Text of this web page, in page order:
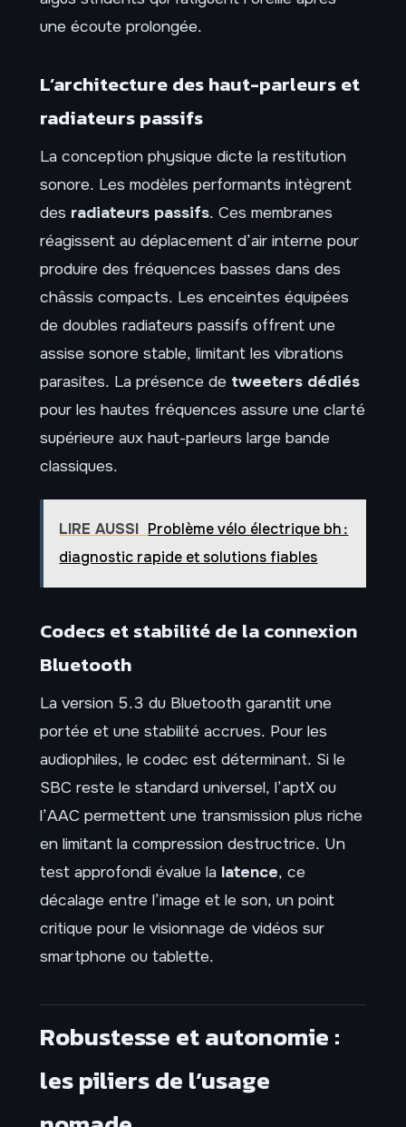
une écoute prolongée.
L’architecture des haut-parleurs et
radiateurs passifs
La conception physique dicte la restitution
sonore. Les modèles performants intègrent
des radiateurs passifs. Ces membranes
réagissent au déplacement d’air interne pour
produire des fréquences basses dans des
châssis compacts. Les enceintes équipées
de doubles radiateurs passifs offrent une
assise sonore stable, limitant les vibrations
parasites. La présence de tweeters dédiés
pour les hautes fréquences assure une clarté
supérieure aux haut-parleurs large bande
classiques.
LIRE AUSSI Problème vélo électrique bh :
diagnostic rapide et solutions fiables
Codecs et stabilité de la connexion
Bluetooth
La version 5.3 du Bluetooth garantit une
portée et une stabilité accrues. Pour les
audiophiles, le codec est déterminant. Si le
SBC reste le standard universel, l’aptX ou
l’AAC permettent une transmission plus riche
en limitant la compression destructrice. Un
test approfondi évalue la latence, ce
décalage entre l’image et le son, un point
critique pour le visionnage de vidéos sur
smartphone ou tablette.
Robustesse et autonomie :
les piliers de l’usage